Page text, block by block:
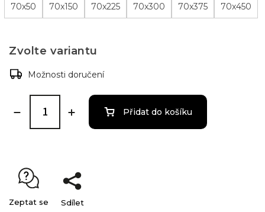
70x50 70x150 70x225 70x300 70x375 70x450
Zvolte variantu
Možnosti doručení
Přidat do košíku
Zeptat se Sdílet